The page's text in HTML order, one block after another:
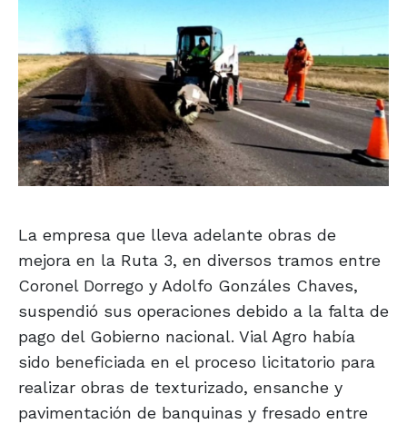
La empresa que lleva adelante obras de
mejora en la Ruta 3, en diversos tramos entre
Coronel Dorrego y Adolfo Gonzáles Chaves,
suspendió sus operaciones debido a la falta de
pago del Gobierno nacional. Vial Agro había
sido beneficiada en el proceso licitatorio para
realizar obras de texturizado, ensanche y
pavimentación de banquinas y fresado entre